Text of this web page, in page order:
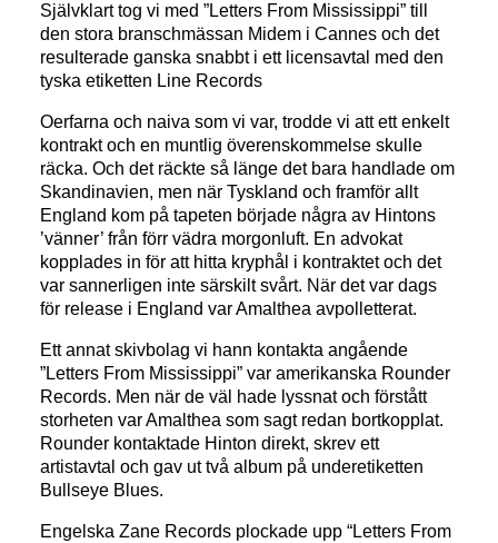
Självklart tog vi med ”Letters From Mississippi” till
den stora branschmässan Midem i Cannes och det
resulterade ganska snabbt i ett licensavtal med den
tyska etiketten Line Records
Oerfarna och naiva som vi var, trodde vi att ett enkelt
kontrakt och en muntlig överenskommelse skulle
räcka. Och det räckte så länge det bara handlade om
Skandinavien, men när Tyskland och framför allt
England kom på tapeten började några av Hintons
’vänner’ från förr vädra morgonluft. En advokat
kopplades in för att hitta kryphål i kontraktet och det
var sannerligen inte särskilt svårt. När det var dags
för release i England var Amalthea avpolletterat.
Ett annat skivbolag vi hann kontakta angående
”Letters From Mississippi” var amerikanska Rounder
Records. Men när de väl hade lyssnat och förstått
storheten var Amalthea som sagt redan bortkopplat.
Rounder kontaktade Hinton direkt, skrev ett
artistavtal och gav ut två album på underetiketten
Bullseye Blues.
Engelska Zane Records plockade upp “Letters From